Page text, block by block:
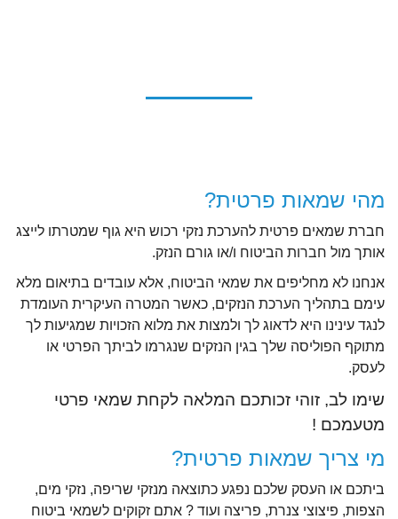
מהי שמאות פרטית?
חברת שמאים פרטית להערכת נזקי רכוש היא גוף שמטרתו לייצג
אותך מול חברות הביטוח ו/או גורם הנזק.
אנחנו לא מחליפים את שמאי הביטוח, אלא עובדים בתיאום מלא
עימם בתהליך הערכת הנזקים, כאשר המטרה העיקרית העומדת
לנגד עינינו היא לדאוג לך ולמצות את מלוא הזכויות שמגיעות לך
מתוקף הפוליסה שלך בגין הנזקים שנגרמו לביתך הפרטי או
לעסק.
שימו לב, זוהי זכותכם המלאה לקחת שמאי פרטי
מטעמכם !
מי צריך שמאות פרטית?
ביתכם או העסק שלכם נפגע כתוצאה מנזקי שריפה, נזקי מים,
הצפות, פיצוצי צנרת, פריצה ועוד ? אתם זקוקים לשמאי ביטוח